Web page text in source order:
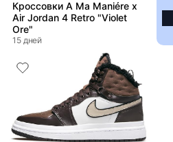
Кроссовки A Ma Maniére x
Air Jordan 4 Retro "Violet
Ore"
15 дней